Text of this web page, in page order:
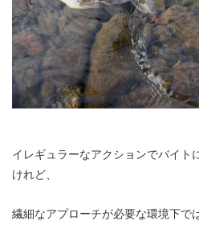
イレギュラーなアクションでバイト
けれど、
繊細なアプローチが必要な環境下で